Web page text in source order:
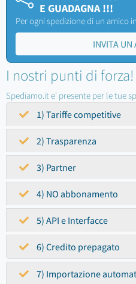
E GUADAGNA !!!
Per ogni spedizione di un amico
INVITA UN
I nostri punti di forza!
Spediamo.it e' presente per le tue
1) Tariffe competitive
2) Trasparenza
3) Partner
4) NO abbonamento
5) API e Interfacce
6) Credito prepagato
7) Importazione